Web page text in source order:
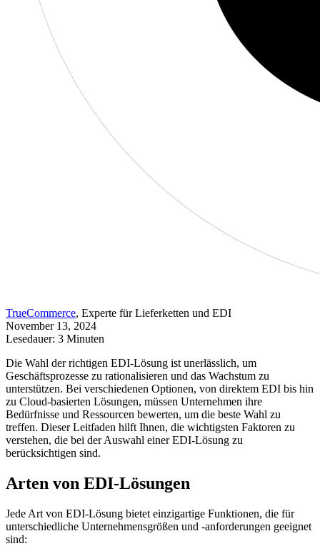
TrueCommerce, Experte für Lieferketten und EDI
November 13, 2024
Lesedauer: 3 Minuten
Die Wahl der richtigen EDI-Lösung ist unerlässlich, um
Geschäftsprozesse zu rationalisieren und das Wachstum zu
unterstützen. Bei verschiedenen Optionen, von direktem EDI bis hin
zu Cloud-basierten Lösungen, müssen Unternehmen ihre
Bedürfnisse und Ressourcen bewerten, um die beste Wahl zu
treffen. Dieser Leitfaden hilft Ihnen, die wichtigsten Faktoren zu
verstehen, die bei der Auswahl einer EDI-Lösung zu
berücksichtigen sind.
Arten von EDI-Lösungen
Jede Art von EDI-Lösung bietet einzigartige Funktionen, die für
unterschiedliche Unternehmensgrößen und -anforderungen geeignet
sind: